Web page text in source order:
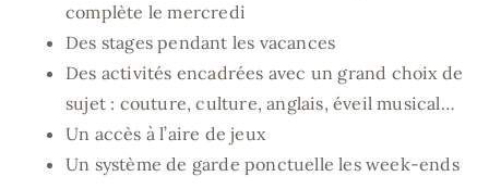
complète le mercredi
Des stages pendant les vacances
Des activités encadrées avec un grand choix de
sujet : couture, culture, anglais, éveil musical…
Un accès à l’aire de jeux
Un système de garde ponctuelle les week-ends